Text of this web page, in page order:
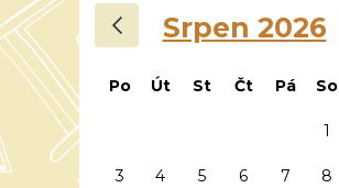
Srpen 2026
Po Út St Čt Pá So
1
3 4 5 6 7 8